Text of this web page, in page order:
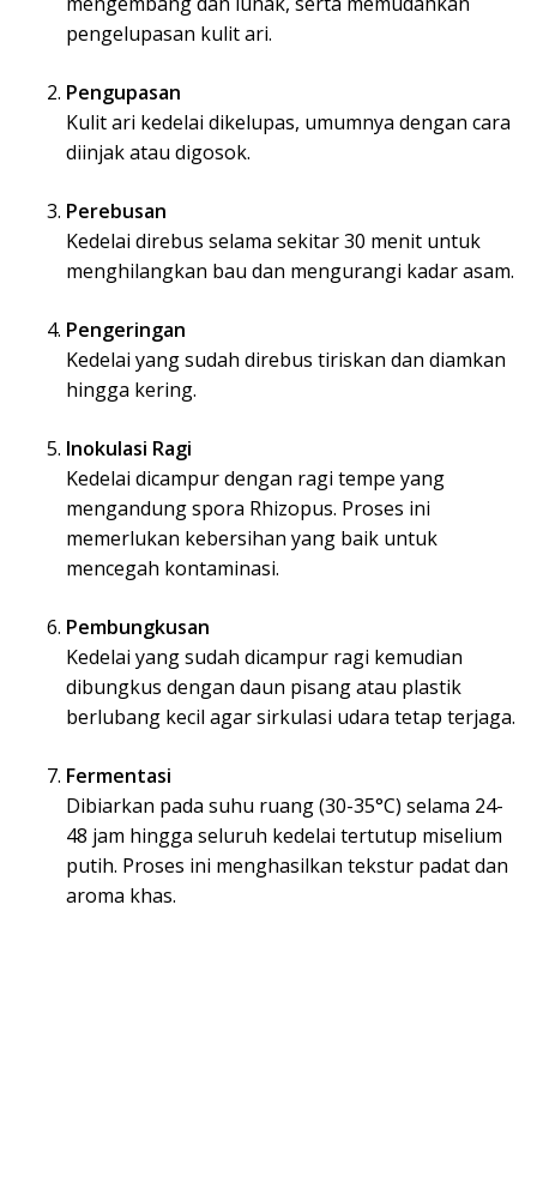
pengelupasan kulit ari.
Pengupasan
Kulit ari kedelai dikelupas, umumnya dengan cara
diinjak atau digosok.
Perebusan
Kedelai direbus selama sekitar 30 menit untuk
menghilangkan bau dan mengurangi kadar asam.
Pengeringan
Kedelai yang sudah direbus tiriskan dan diamkan
hingga kering.
Inokulasi Ragi
Kedelai dicampur dengan ragi tempe yang
mengandung spora Rhizopus. Proses ini
memerlukan kebersihan yang baik untuk
mencegah kontaminasi.
Pembungkusan
Kedelai yang sudah dicampur ragi kemudian
dibungkus dengan daun pisang atau plastik
berlubang kecil agar sirkulasi udara tetap terjaga.
Fermentasi
Dibiarkan pada suhu ruang (30-35°C) selama 24-
48 jam hingga seluruh kedelai tertutup miselium
putih. Proses ini menghasilkan tekstur padat dan
aroma khas.